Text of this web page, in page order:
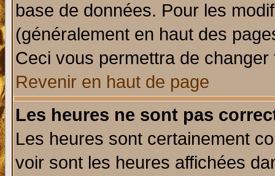
base de données. Pour les
(généralement en haut des
Ceci vous permettra de
Revenir en haut de page
Les heures ne sont pas
Les heures sont certainement
voir sont les heures affichées